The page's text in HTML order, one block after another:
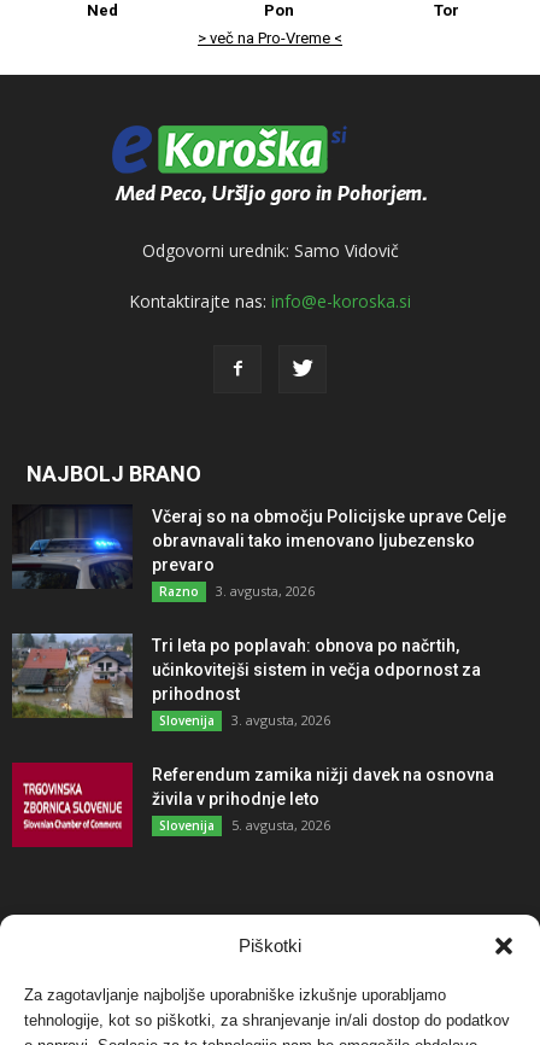
Piškotki
Za zagotavljanje najboljše uporabniške izkušnje uporabljamo
tehnologije, kot so piškotki, za shranjevanje in/ali dostop do podatkov
Ned
Pon
Tor
> več na Pro-Vreme <
Odgovorni urednik: Samo Vidovič
Kontaktirajte nas: info@e-koroska.si
NAJBOLJ BRANO
Včeraj so na območju Policijske uprave Celje
obravnavali tako imenovano ljubezensko
prevaro
Razno 3. avgusta, 2026
Tri leta po poplavah: obnova po načrtih,
učinkovitejši sistem in večja odpornost za
prihodnost
Slovenija 3. avgusta, 2026
Referendum zamika nižji davek na osnovna
živila v prihodnje leto
Slovenija 5. avgusta, 2026
NAJBOLJ KOMENTIRANO
Protest proti vetrnim elektrarnam na Ojstrici, v
svetu pa vedno bolj...